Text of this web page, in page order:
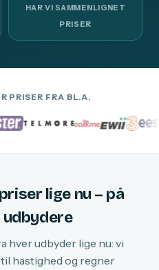
HAR VI SAMMENLIGNET
PRISER
PRISER FRA BL.A.
lige nu – på
udbyder lige nu: vi
hastighed og regner